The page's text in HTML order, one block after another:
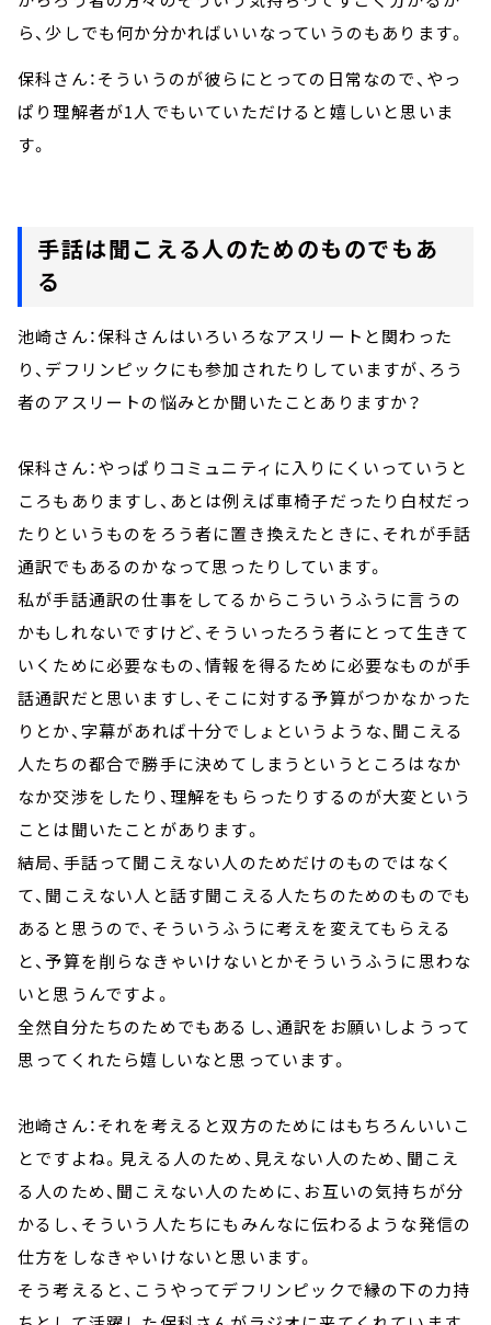
ら、少しでも何か分かればいいなっていうのもあります。
保科さん：そういうのが彼らにとっての日常なので、やっ
ぱり理解者が1人でもいていただけると嬉しいと思いま
す。
手話は聞こえる人のためのものでもあ
る
池崎さん：保科さんはいろいろなアスリートと関わった
り、デフリンピックにも参加されたりしていますが、ろう
者のアスリートの悩みとか聞いたことありますか？
保科さん：やっぱりコミュニティに入りにくいっていうと
ころもありますし、あとは例えば車椅子だったり白杖だっ
たりというものをろう者に置き換えたときに、それが手話
通訳でもあるのかなって思ったりしています。
私が手話通訳の仕事をしてるからこういうふうに言うの
かもしれないですけど、そういったろう者にとって生きて
いくために必要なもの、情報を得るために必要なものが手
話通訳だと思いますし、そこに対する予算がつかなかった
りとか、字幕があれば十分でしょというような、聞こえる
人たちの都合で勝手に決めてしまうというところはなか
なか交渉をしたり、理解をもらったりするのが大変という
ことは聞いたことがあります。
結局、手話って聞こえない人のためだけのものではなく
て、聞こえない人と話す聞こえる人たちのためのものでも
あると思うので、そういうふうに考えを変えてもらえる
と、予算を削らなきゃいけないとかそういうふうに思わな
いと思うんですよ。
全然自分たちのためでもあるし、通訳をお願いしようって
思ってくれたら嬉しいなと思っています。
池崎さん：それを考えると双方のためにはもちろんいいこ
とですよね。見える人のため、見えない人のため、聞こえ
る人のため、聞こえない人のために、お互いの気持ちが分
かるし、そういう人たちにもみんなに伝わるような発信の
仕方をしなきゃいけないと思います。
そう考えると、こうやってデフリンピックで縁の下の力持